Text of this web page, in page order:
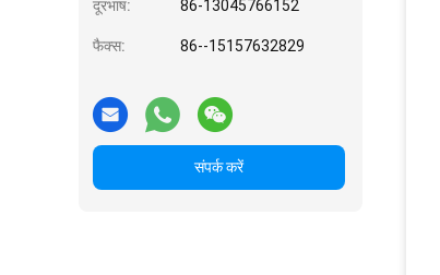
दूरभाष: 86-13045766152
फैक्स: 86--15157632829
संपर्क करें